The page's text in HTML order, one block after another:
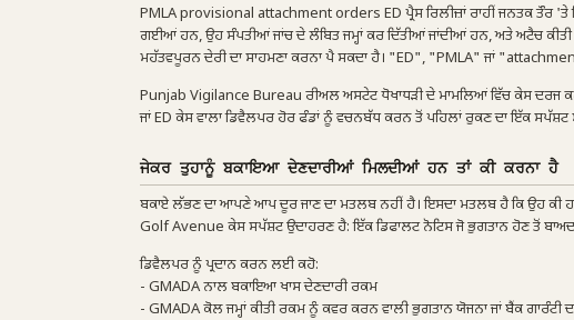
PMLA provisional attachment orders ED ਪ੍ਰੈਸ ਰਿਲੀਜ਼ਾਂ ਰਾਹੀਂ ਜਨਤਕ ਤੌਰ
ਗਈਆਂ ਹਨ, ਉਹ ਸੰਪਤੀਆਂ ਜਾਂਚ ਦੇ ਲੰਬਿਤ ਜਮ੍ਹਾਂ ਕਰ ਦਿੱਤੀਆਂ ਜਾਂਦੀਆਂ ਹਨ, ਅਤੇ ਅਟੈਚ ਕੀਤੀ
ਮਹੱਤਵਪੂਰਨ ਦੇਰੀ ਦਾ ਸਾਹਮਣਾ ਕਰਨਾ ਪੈ ਸਕਦਾ ਹੈ। "ED", "PMLA" ਜਾਂ
Punjab Vigilance Bureau ਰੀਅਲ ਅਸਟੇਟ ਧੋਖਾਧੜੀ ਦੇ ਮਾਮਲਿਆਂ ਵਿੱਚ ਕੇਸ ਦਰਜ
ਜਾਂ ED ਕੇਸ ਵਾਲਾ ਡਿਵੈਲਪਰ ਹੋਰ ਫੰਡਾਂ ਨੂੰ ਵਚਨਬੱਧ ਕਰਨ ਤੋਂ ਪਹਿਲਾਂ ਰੁਕਣ ਦਾ ਇੱਕ ਸਪੱਸ਼ਟ
ਜੇਕਰ ਤੁਹਾਨੂੰ ਬਕਾਇਆ ਦੇਣਦਾਰੀਆਂ ਮਿਲਦੀਆਂ ਹਨ ਤਾਂ ਕੀ ਕਰਨਾ ਹੈ
ਬਕਾਏ ਲੱਭਣ ਦਾ ਆਪਣੇ ਆਪ ਦੂਰ ਜਾਣ ਦਾ ਮਤਲਬ ਨਹੀਂ ਹੈ। ਇਸਦਾ ਮਤਲਬ ਹੈ ਕਿ ਉਹ
Golf Avenue ਕੇਸ ਸਪੱਸ਼ਟ ਉਦਾਹਰਣ ਹੈ: ਇੱਕ ਡਿਫਾਲਟ ਨੋਟਿਸ ਜੋ ਭੁਗਤਾਨ ਹੋਣ ਤੋਂ ਬਾਅਦ
ਡਿਵੈਲਪਰ ਨੂੰ ਪ੍ਰਦਾਨ ਕਰਨ ਲਈ ਕਹੋ:
- GMADA ਨਾਲ ਬਕਾਇਆ ਖਾਸ ਦੇਣਦਾਰੀ ਰਕਮ
- GMADA ਕੋਲ ਜਮ੍ਹਾਂ ਕੀਤੀ ਰਕਮ ਨੂੰ ਕਵਰ ਕਰਨ ਵਾਲੀ ਭੁਗਤਾਨ ਯੋਜਨਾ ਜਾਂ ਬੈਂਕ ਗਾਰੰਟੀ